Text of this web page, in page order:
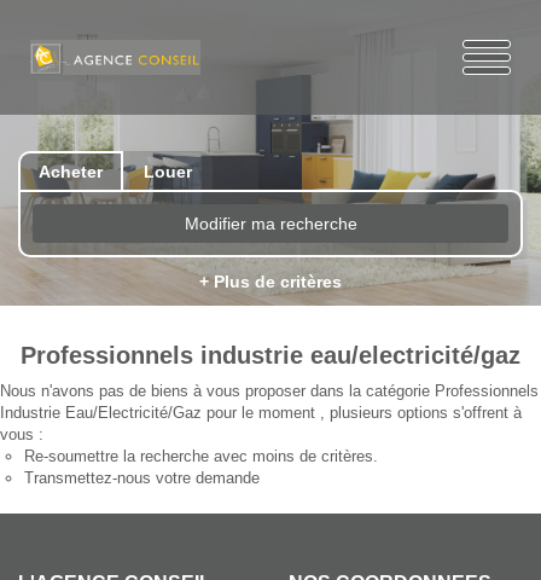
Acheter Louer
Modifier ma recherche
+ Plus de critères
Professionnels industrie eau/electricité/gaz
Nous n'avons pas de biens à vous proposer dans la catégorie Professionnels
Industrie Eau/Electricité/Gaz pour le moment , plusieurs options s'offrent à
vous :
Re-soumettre la recherche avec moins de critères.
Transmettez-nous votre demande